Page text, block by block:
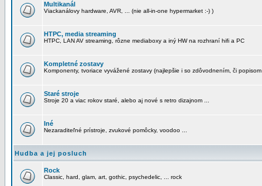
Multikanál
Viackanálovy hardware, AVR, ... (nie all-in-one hypermarket :-) )
HTPC, media streaming
HTPC, LAN AV streaming, rôzne mediaboxy a iný HW na rozhraní hifi a PC
Kompletné zostavy
Komponenty, tvoriace vyvážené zostavy (najlepšie i so zdôvodnením, či
Staré stroje
Stroje 20 a viac rokov staré, alebo aj nové s retro dizajnom ...
Iné
Nezaraditeľné prístroje, zvukové pomôcky, voodoo ...
Hudba a jej posluch
Rock
Classic, hard, glam, art, gothic, psychedelic, ... rock